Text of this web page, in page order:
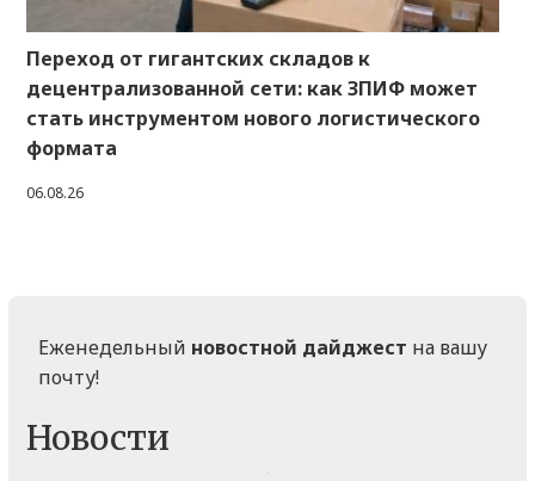
Переход от гигантских складов к
децентрализованной сети: как ЗПИФ может
стать инструментом нового логистического
формата
06.08.26
Еженедельный новостной дайджест на вашу
почту!
Новости